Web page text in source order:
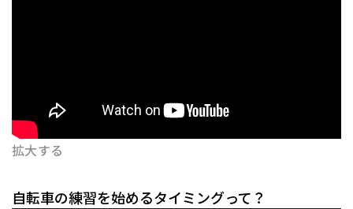
拡大する
自転車の練習を始めるタイミングって？